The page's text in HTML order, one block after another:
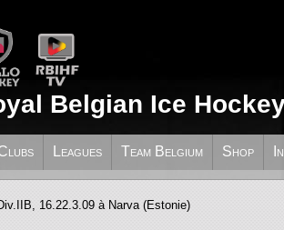
Belgian Ice
Leagues Team Belgium Shop
Div.IIB, 16.22.3.09 à Narva